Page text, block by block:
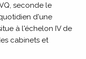
seconde le
d'une
à l'échelon IV de
cabinets et